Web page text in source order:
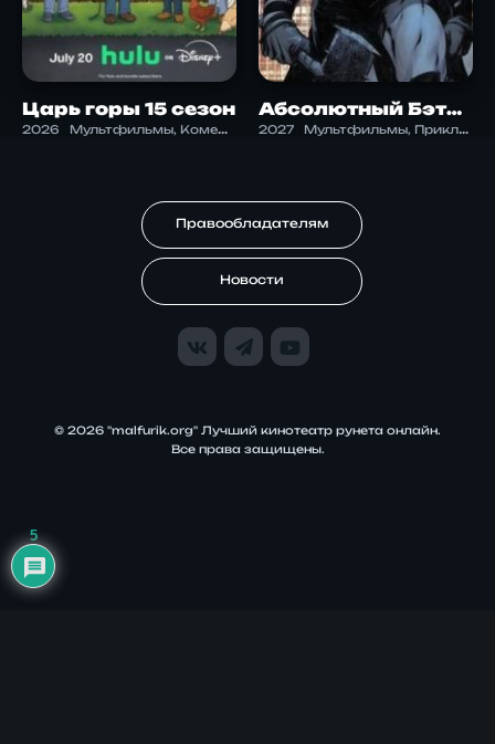
Царь горы 15 сезон
2026 Мультфильмы, Комедия
Абсолютный Бэтмен
2027 Мультфильмы, Приключения, Фантастика
Правообладателям
Новости
© 2026 "malfurik.org" Лучший кинотеатр рунета онлайн.
Все права защищены.
5